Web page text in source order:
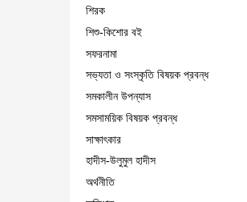
শিরক
শিশু-কিশোর বই
সফরনামা
সভ্যতা ও সংস্কৃতি বিষয়ক প্রবন্ধ
সমকালীন উপন্যাস
সমসাময়িক বিষয়ক প্রবন্ধ
সাক্ষাৎকার
হাদীস-উলুমুল হাদীস
অর্থনীতি